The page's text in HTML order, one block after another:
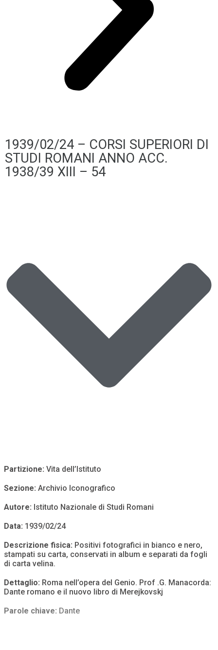
1939/02/24 – CORSI SUPERIORI DI
STUDI ROMANI ANNO ACC.
1938/39 XIII – 54
Partizione: Vita dell’Istituto
Sezione: Archivio Iconografico
Autore: Istituto Nazionale di Studi Romani
Data: 1939/02/24
Descrizione fisica: Positivi fotografici in bianco e nero,
stampati su carta, conservati in album e separati da fogli
di carta velina.
Dettaglio: Roma nell’opera del Genio. Prof .G. Manacorda:
Dante romano e il nuovo libro di Merejkovskj
Parole chiave: Dante